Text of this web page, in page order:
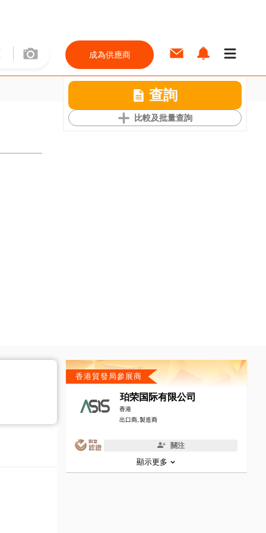
成為供應商
查詢
比較及批量查詢
香港貿發局參展商
珀荣国际有限公司
香港
出口商, 製造商
關注
顯示更多